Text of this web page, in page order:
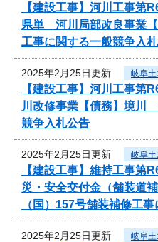
【建設工事】河川工事第
県単 河川局部改良事業
工事に関する一般競争入
2025年2月25日更新 岐阜
【建設工事】河川工事
川改修事業【債務】境川
競争入札公告
2025年2月25日更新 岐阜
【建設工事】維持工事
災・安全交付金（舗装道
（国）157号舗装補修工
2025年2月25日更新 岐阜